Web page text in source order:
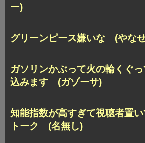
ー)
グリーンピース嫌いな (やな
ガソリンかぶって火の輪くぐ
込みます (ガゾーサ)
知能指数が高すぎて視聴者置
トーク (名無し)